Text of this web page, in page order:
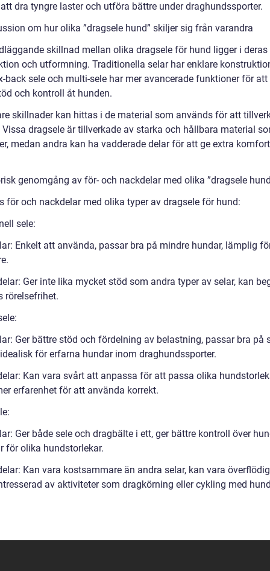
dra tyngre laster och utföra bättre under draghundssporter.
om hur olika ”dragsele hund” skiljer sig från varandra
skillnad mellan olika dragsele för hund ligger i deras
och utformning. Traditionella selar har enklare
back sele och multi-sele har mer avancerade funktioner för att
och kontroll åt hunden.
skillnader kan hittas i de material som används för att
Vissa dragsele är tillverkade av starka och hållbara material
medan andra kan ha vadderade delar för att ge extra
genomgång av för- och nackdelar med olika ”dragsele
för och nackdelar med olika typer av dragsele för hund:
sele:
Enkelt att använda, passar bra på mindre hundar, lämplig
Ger inte lika mycket stöd som andra typer av selar, kan
rörelsefrihet.
Ger bättre stöd och fördelning av belastning, passar bra på
för erfarna hundar inom draghundssporter.
Kan vara svårt att anpassa för att passa olika
erfarenhet för att använda korrekt.
Ger både sele och dragbälte i ett, ger bättre kontroll över
för olika hundstorlekar.
Kan vara kostsammare än andra selar, kan vara
av aktiviteter som dragkörning eller cykling med